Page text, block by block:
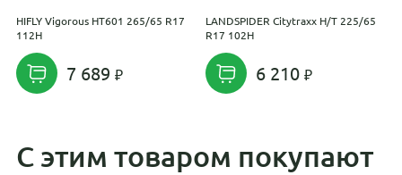
HIFLY Vigorous HT601 265/65 R17
112H
7 689
LANDSPIDER Citytraxx H/T 225/65
R17 102H
6 210
С этим товаром покупают